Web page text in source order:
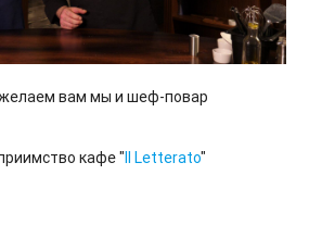
вам мы и шеф-повар
кафе "Il Letterato"